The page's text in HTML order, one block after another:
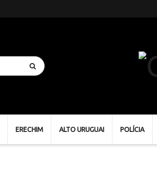
ERECHIM ALTO URUGUAI POLÍCIA